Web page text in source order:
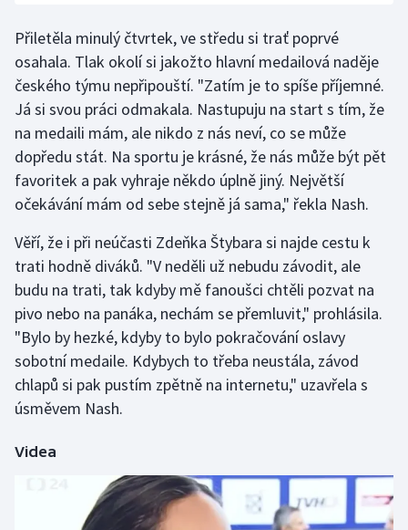
Přiletěla minulý čtvrtek, ve středu si trať poprvé
osahala. Tlak okolí si jakožto hlavní medailová naděje
českého týmu nepřipouští. "Zatím je to spíše příjemné.
Já si svou práci odmakala. Nastupuju na start s tím, že
na medaili mám, ale nikdo z nás neví, co se může
dopředu stát. Na sportu je krásné, že nás může být pět
favoritek a pak vyhraje někdo úplně jiný. Největší
očekávání mám od sebe stejně já sama," řekla Nash.
Věří, že i při neúčasti Zdeňka Štybara si najde cestu k
trati hodně diváků. "V neděli už nebudu závodit, ale
budu na trati, tak kdyby mě fanoušci chtěli pozvat na
pivo nebo na panáka, nechám se přemluvit," prohlásila.
"Bylo by hezké, kdyby to bylo pokračování oslavy
sobotní medaile. Kdybych to třeba neustála, závod
chlapů si pak pustím zpětně na internetu," uzavřela s
úsměvem Nash.
Videa